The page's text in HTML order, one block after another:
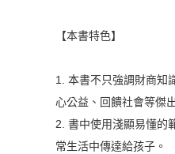
【本書特色】
1. 本書不只強調財商知
心公益、回饋社會等傑
2. 書中使用淺顯易懂的
常生活中傳達給孩子。